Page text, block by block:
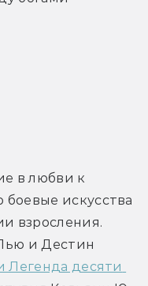
в любви к
искусства
взросления.
и Дестин
Легенда десяти